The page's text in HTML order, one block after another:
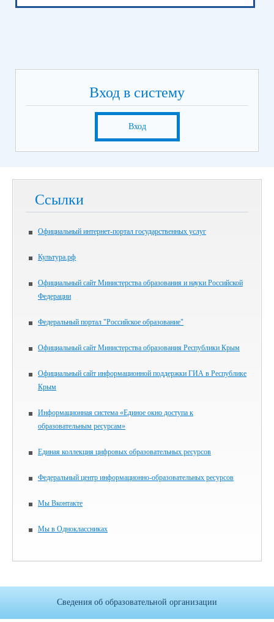
Вход в систему
Вход
Ссылки
Официальный интернет-портал государственных услуг
Культура.рф
Официальный сайт Министерства образования и науки Российской
Федерации
Федеральный портал "Российское образование"
Официальный сайт Министерства образования Республики Крым
Официальный сайт информационной поддержки ГИА в Республике
Крым
Информационная система «Единое окно доступа к
образовательным ресурсам»
Единая коллекция цифровых образовательных ресурсов
Федеральный центр информационно-образовательных ресурсов
Мы Вконтакте
Мы в Одноклассниках
Сведения об образовательной организации